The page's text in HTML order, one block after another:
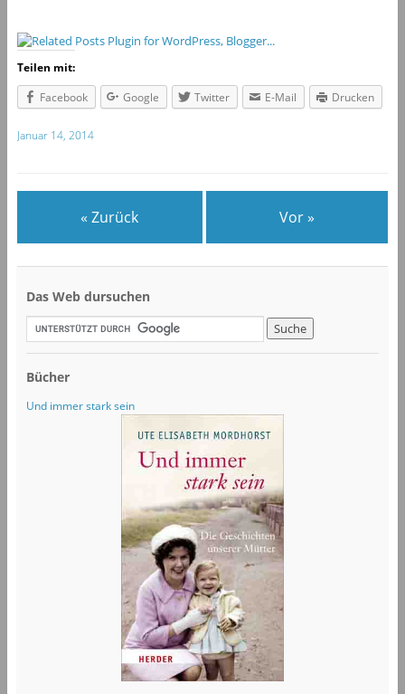
Teilen mit:
Facebook
Google Twitter E-Mail Drucken
Januar 14, 2014
« Zurück Vor »
Das Web dursuchen
Bücher
Und immer stark sein